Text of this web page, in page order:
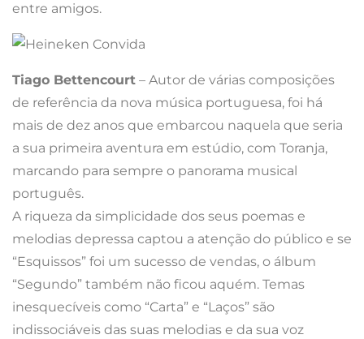
entre amigos.
Tiago Bettencourt – Autor de várias composições
de referência da nova música portuguesa, foi há
mais de dez anos que embarcou naquela que seria
a sua primeira aventura em estúdio, com Toranja,
marcando para sempre o panorama musical
português.
A riqueza da simplicidade dos seus poemas e
melodias depressa captou a atenção do público e se
“Esquissos” foi um sucesso de vendas, o álbum
“Segundo” também não ficou aquém. Temas
inesquecíveis como “Carta” e “Laços” são
indissociáveis das suas melodias e da sua voz